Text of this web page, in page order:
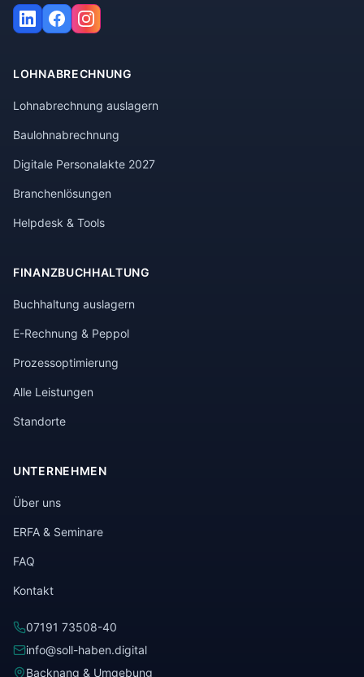
LOHNABRECHNUNG
Lohnabrechnung auslagern
Baulohnabrechnung
Digitale Personalakte 2027
Branchenlösungen
Helpdesk & Tools
FINANZBUCHHALTUNG
Buchhaltung auslagern
E-Rechnung & Peppol
Prozessoptimierung
Alle Leistungen
Standorte
UNTERNEHMEN
Über uns
ERFA & Seminare
FAQ
Kontakt
07191 73508-40
info@soll-haben.digital
Backnang & Umgebung